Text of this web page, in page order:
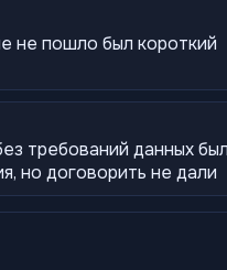
не пошло был короткий
требований данных
но договорить не дали